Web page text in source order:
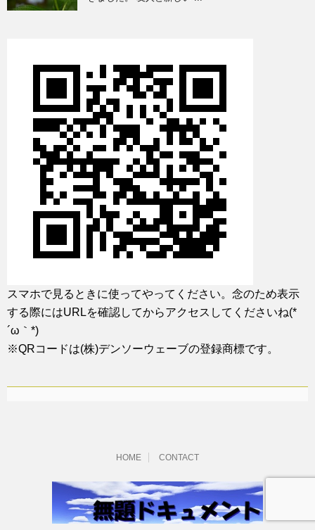
スマホで見るときに使ってやってください。念のため表示
する際にはURLを確認してからアクセスしてくださいね(*
´ω｀*)
※QRコードは(株)デンソーウェーブの登録商標です。
HOME CONTACT